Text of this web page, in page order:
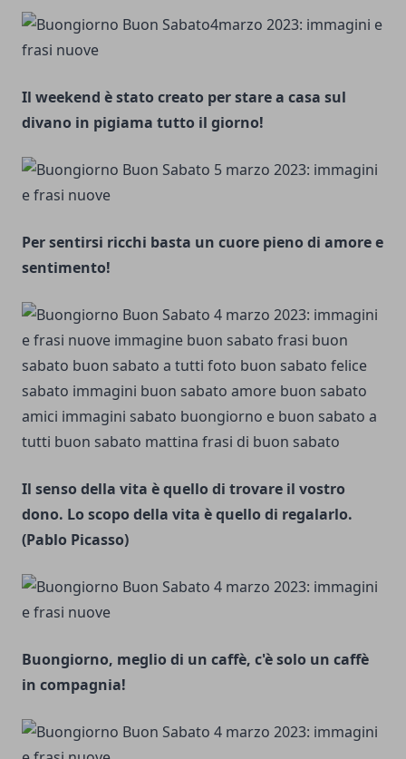
Il weekend è stato creato per stare a casa sul
divano in pigiama tutto il giorno!
Per sentirsi ricchi basta un cuore pieno di amore e
sentimento!
Il senso della vita è quello di trovare il vostro
dono. Lo scopo della vita è quello di regalarlo.
(Pablo Picasso)
Buongiorno, meglio di un caffè, c'è solo un caffè
in compagnia!